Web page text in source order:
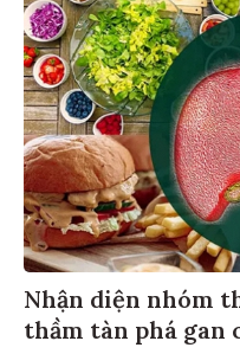
Nhận diện nhóm
thầm tàn phá gan